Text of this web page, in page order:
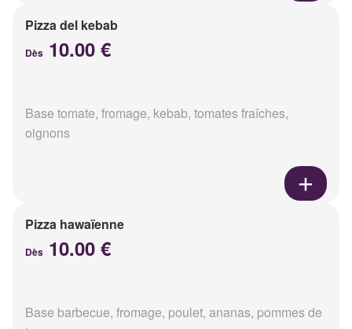
Pizza del kebab
Dès 10.00 €
Base tomate, fromage, kebab, tomates fraîches,
oignons
Pizza hawaïenne
Dès 10.00 €
Base barbecue, fromage, poulet, ananas, pommes de